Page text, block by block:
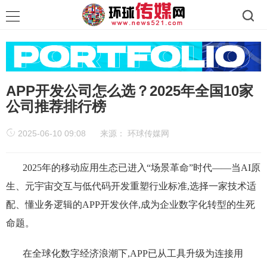
APP开发公司怎么选？2025年全国10家
公司推荐排行榜
2025-06-10 09:08 来源： 环球传媒网
2025年的移动应用生态已进入“场景革命”时代——当AI原
生、元宇宙交互与低代码开发重塑行业标准,选择一家技术适
配、懂业务逻辑的APP开发伙伴,成为企业数字化转型的生死
命题。
在全球化数字经济浪潮下,APP已从工具升级为连接用